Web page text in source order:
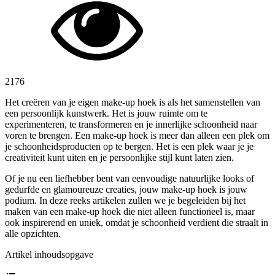
2176
Het creëren van je eigen make-up hoek is als het samenstellen van
een persoonlijk kunstwerk. Het is jouw ruimte om te
experimenteren, te transformeren en je innerlijke schoonheid naar
voren te brengen. Een make-up hoek is meer dan alleen een plek om
je schoonheidsproducten op te bergen. Het is een plek waar je je
creativiteit kunt uiten en je persoonlijke stijl kunt laten zien.
Of je nu een liefhebber bent van eenvoudige natuurlijke looks of
gedurfde en glamoureuze creaties, jouw make-up hoek is jouw
podium. In deze reeks artikelen zullen we je begeleiden bij het
maken van een make-up hoek die niet alleen functioneel is, maar
ook inspirerend en uniek, omdat je schoonheid verdient die straalt in
alle opzichten.
Artikel inhoudsopgave